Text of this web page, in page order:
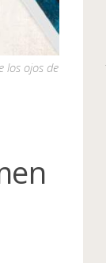
los ojos de